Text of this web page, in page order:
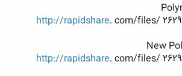
http://rapidshare. com/files/
http://rapidshare. com/files/